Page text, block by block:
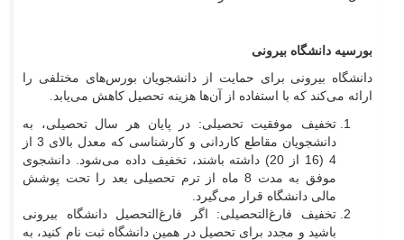
بورسیه دانشگاه بیرونی
دانشگاه بیرونی برای حمایت از دانشجویان بورس‌های مختلفی را
ارائه می‌کند که با استفاده از آن‌ها هزینه تحصیل کاهش می‌یابد.
تخفیف موفقیت تحصیلی: در پایان هر سال تحصیلی، به
دانشجویان مقاطع کاردانی و کارشناسی که معدل بالای 3 از
4 (16 از 20) داشته باشند، تخفیف داده می‌شود. دانشجوی
موفق به مدت 8 ماه از ترم تحصیلی بعد را تحت پوشش
مالی دانشگاه قرار می‌گیرد.
تخفیف فارغ‌التحصیلی: اگر فارغ‌التحصیل دانشگاه بیرونی
باشید و مجدد برای تحصیل در همین دانشگاه ثبت ‌نام کنید، به